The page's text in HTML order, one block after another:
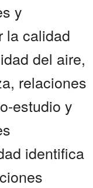
y
la calidad
del aire,
relaciones
estudio y
identifica